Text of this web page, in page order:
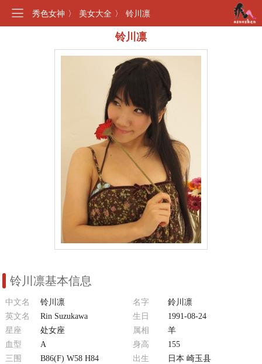
秀色女神 〉 美女大全 〉 铃川凛
铃川凛
铃川凛基本信息
中文名 铃川凛 名字
鈴川凛
英文名
Rin Suzukawa 生日
1991-08-24
星座
处女座 属相
羊
血型
A 身高
155
三围
B86(F) W58 H84 出生
日本 崎玉县